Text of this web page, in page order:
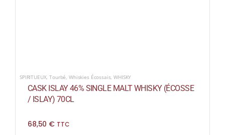
SPIRITUEUX,Tourbé, Whiskies Écossais,WHISKY
CASK ISLAY 46% SINGLE MALT WHISKY (ÉCOSSE
/ ISLAY) 70CL
68,50 € TTC